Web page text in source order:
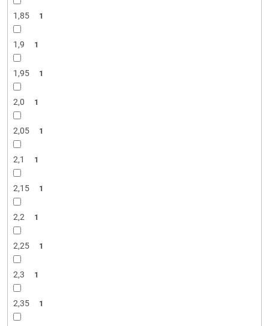
1,85 1
1,9 1
1,95 1
2,0 1
2,05 1
2,1 1
2,15 1
2,2 1
2,25 1
2,3 1
2,35 1